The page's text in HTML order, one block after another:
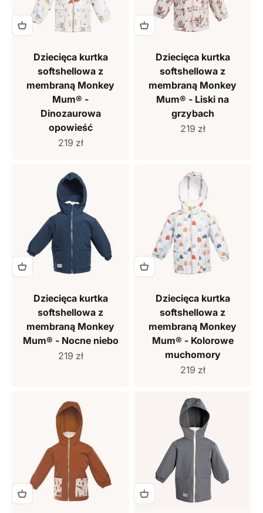
Dziecięca kurtka
softshellowa z
membraną Monkey
Mum® -
Dinozaurowa
opowieść
Cena sprzedaży
219 zł
Dziecięca kurtka
softshellowa z
membraną Monkey
Mum® - Liski na
grzybach
Cena sprzedaży
219 zł
Dziecięca kurtka
softshellowa z
membraną Monkey
Mum® - Nocne niebo
Cena sprzedaży
219 zł
Dziecięca kurtka
softshellowa z
membraną Monkey
Mum® - Kolorowe
muchomory
Cena sprzedaży
219 zł